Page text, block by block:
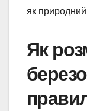
як
Як